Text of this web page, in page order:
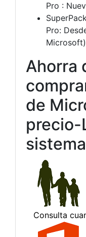
Pro :
Pro:
Microsoft)
Ahorra
de
precio-
sistema